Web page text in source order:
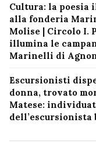
Cultura: la poesia
alla fonderia
Molise | Circolo I.
illumina le
Marinelli di
Escursionisti
donna, trovato
Matese:
dell’escursionista